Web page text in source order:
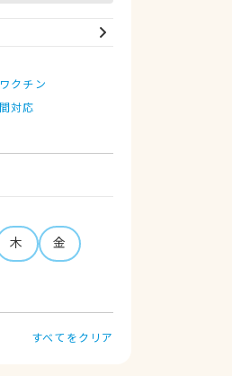
クチン
対応
木
金
すべてをクリア